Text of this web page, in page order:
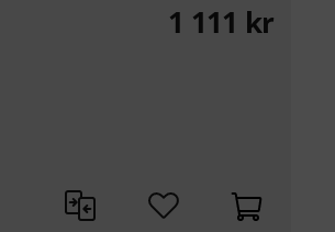
1 111 kr